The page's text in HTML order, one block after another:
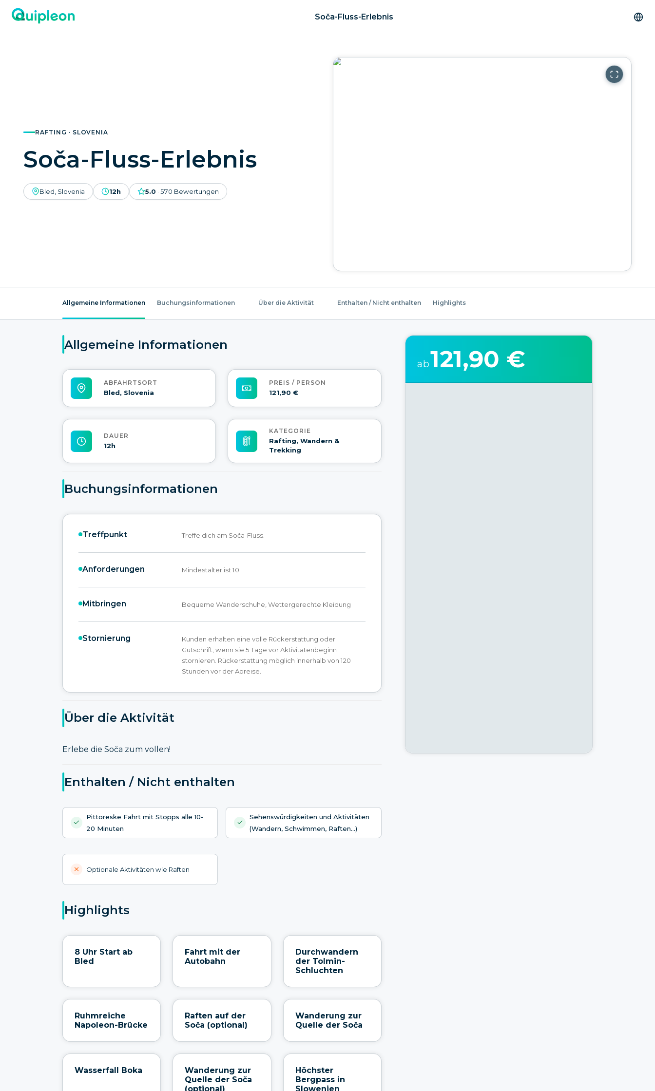
Soča-Fluss-Erlebnis
RAFTING · SLOVENIA
Soča-Fluss-Erlebnis
Bled, Slovenia 12h 5.0 · 570 Bewertungen
Allgemeine Informationen Buchungsinformationen Über die Aktivität Enthalten / Nicht enthalten Highlights
Allgemeine Informationen
ABFAHRTSORT
Bled, Slovenia
PREIS / PERSON
121,90 €
DAUER
12h
KATEGORIE
Rafting, Wandern &
Trekking
Buchungsinformationen
Treffpunkt Treffe dich am Soča-Fluss.
Anforderungen Mindestalter ist 10
Mitbringen Bequeme Wanderschuhe, Wettergerechte Kleidung
Stornierung
Kunden erhalten eine volle Rückerstattung oder
Gutschrift, wenn sie 5 Tage vor Aktivitätenbeginn
stornieren. Rückerstattung möglich innerhalb von 120
Stunden vor der Abreise.
Über die Aktivität
Erlebe die Soča zum vollen!
Enthalten / Nicht enthalten
Pittoreske Fahrt mit Stopps alle 10-
20 Minuten
Sehenswürdigkeiten und Aktivitäten
(Wandern, Schwimmen, Raften…)
Optionale Aktivitäten wie Raften
Highlights
8 Uhr Start ab
Bled
Fahrt mit der
Autobahn
Durchwandern
der Tolmin-
Schluchten
Ruhmreiche
Napoleon-Brücke
Raften auf der
Soča (optional)
Wanderung zur
Quelle der Soča
Wasserfall Boka
Wanderung zur
Quelle der Soča
(optional)
Höchster
Bergpass in
Slowenien
ab121,90 €